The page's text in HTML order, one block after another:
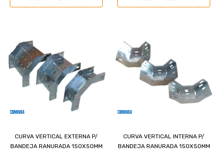
CURVA VERTICAL EXTERNA P/
BANDEJA RANURADA 150X50MM
CURVA VERTICAL INTERNA P/
BANDEJA RANURADA 150X50MM